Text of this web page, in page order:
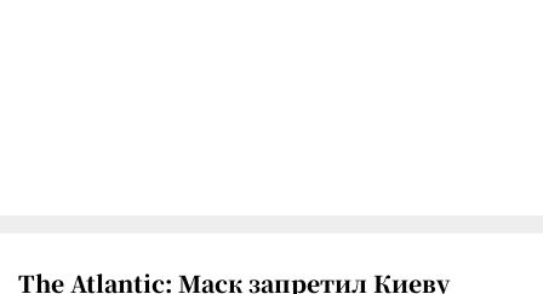
The Atlantic: Маск запретил Киеву